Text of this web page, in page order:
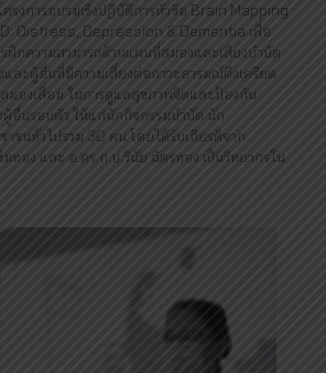
รงการอบรมเชิงปฏิบัติการหัวข้อ Brain Mapping
Distress, Depression & Dementia เพื่อ
ฝึกความสามารถด้านแผนที่สมองและเสียงบำบัด
ละผู้อื่นที่มีความเสี่ยงต่อภาวะอารมณ์ตึงเครียด
สมองเสื่อม ในการดูแลสุขภาพจิตและป้องกัน
ผู้อื่นรอบตัว ให้แก่นักกิจกรรมบำบัด นัก
ชนทั่วไปรวม 30 คน โดยได้รับเกียรติจาก
ทอง และ อ.ดร.ก.บ.วินัย ฉัตรทอง เป็นวิทยากรใน